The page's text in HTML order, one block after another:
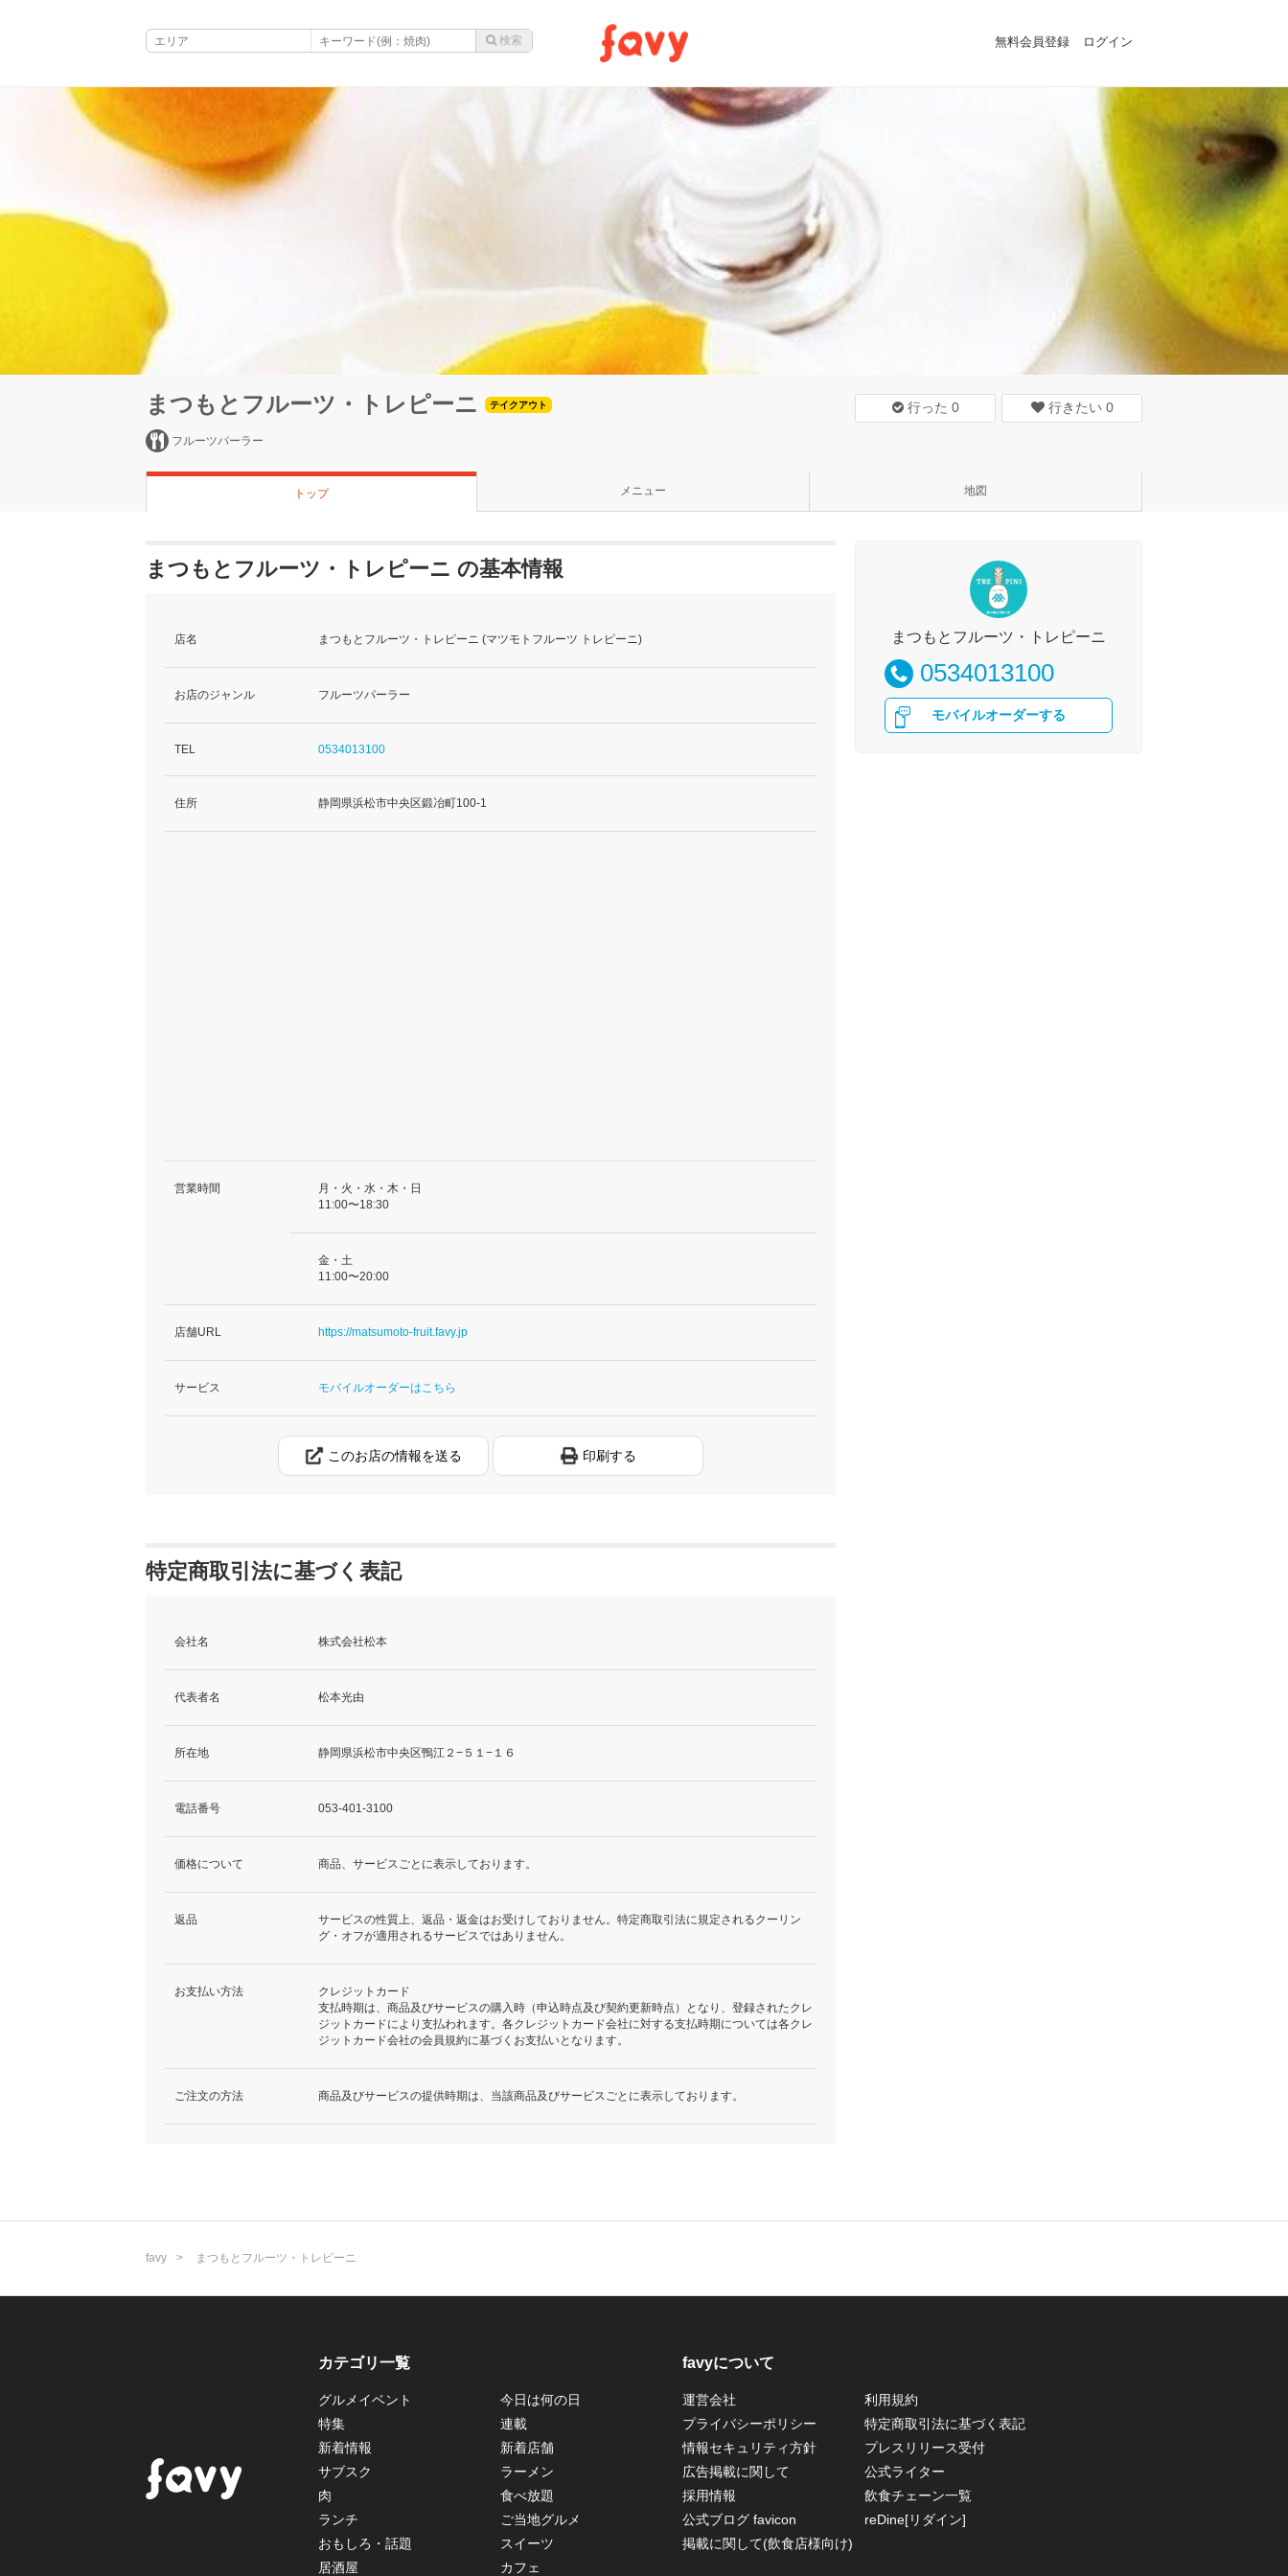
無料会員登録 ログイン
まつもとフルーツ・トレピーニ テイクアウト
フルーツパーラー
行った 0 行きたい 0
トップ メニュー 地図
まつもとフルーツ・トレピーニ の基本情報
店名 まつもとフルーツ・トレピーニ (マツモトフルーツ トレピーニ)
お店のジャンル フルーツパーラー
TEL 0534013100
住所 静岡県浜松市中央区鍛冶町100-1
営業時間
月・火・水・木・日
11:00〜18:30
金・土
11:00〜20:00
店舗URL https://matsumoto-fruit.favy.jp
サービス モバイルオーダーはこちら
このお店の情報を送る 印刷する
特定商取引法に基づく表記
会社名 株式会社松本
代表者名 松本光由
所在地 静岡県浜松市中央区鴨江２−５１−１６
電話番号 053-401-3100
価格について 商品、サービスごとに表示しております。
返品
サービスの性質上、返品・返金はお受けしておりません。特定商取引法に規定されるクーリン
グ・オフが適用されるサービスではありません。
お支払い方法
クレジットカード
支払時期は、商品及びサービスの購入時（申込時点及び契約更新時点）となり、登録されたクレ
ジットカードにより支払われます。各クレジットカード会社に対する支払時期については各クレ
ジットカード会社の会員規約に基づくお支払いとなります。
ご注文の方法 商品及びサービスの提供時期は、当該商品及びサービスごとに表示しております。
まつもとフルーツ・トレピーニ
0534013100
モバイルオーダーする
favy まつもとフルーツ・トレピーニ
カテゴリ一覧
グルメイベント
今日は何の日
特集
連載
新着情報
新着店舗
サブスク
ラーメン
肉
食べ放題
ランチ
ご当地グルメ
おもしろ・話題
スイーツ
居酒屋
カフェ
favyについて
運営会社
利用規約
プライバシーポリシー
特定商取引法に基づく表記
情報セキュリティ方針
プレスリリース受付
広告掲載に関して
公式ライター
採用情報
飲食チェーン一覧
公式ブログ favicon
reDine[リダイン]
掲載に関して(飲食店様向け)